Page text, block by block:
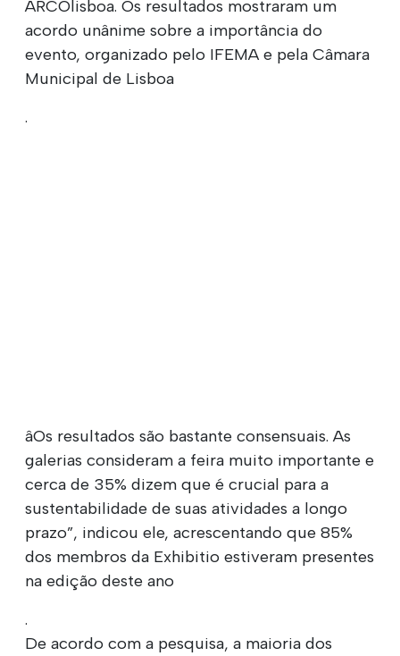
ARCOlisboa. Os resultados mostraram um
acordo unânime sobre a importância do
evento, organizado pelo IFEMA e pela Câmara
Municipal de Lisboa
.
âOs resultados são bastante consensuais. As
galerias consideram a feira muito importante e
cerca de 35% dizem que é crucial para a
sustentabilidade de suas atividades a longo
prazo”, indicou ele, acrescentando que 85%
dos membros da Exhibitio estiveram presentes
na edição deste ano
.
De acordo com a pesquisa, a maioria dos